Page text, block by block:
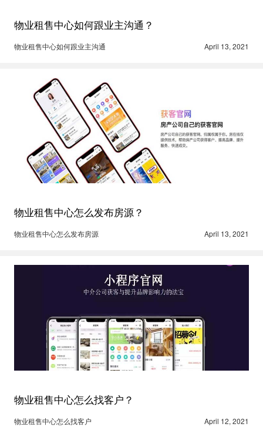
物业租售中心如何跟业主沟通？
物业租售中心如何跟业主沟通 April 13, 2021
物业租售中心怎么发布房源？
物业租售中心怎么发布房源 April 13, 2021
物业租售中心怎么找客户？
物业租售中心怎么找客户 April 12, 2021